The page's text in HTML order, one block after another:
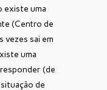
existe uma
(Centro de
vezes sai em
uma
(de
de